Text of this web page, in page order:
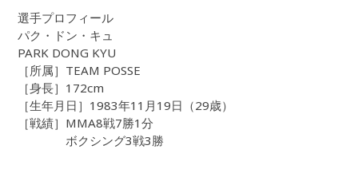
選手プロフィール
パク・ドン・キュ
PARK DONG KYU
［所属］TEAM POSSE
［身長］172cm
［生年月日］1983年11月19日（29歳）
［戦績］MMA8戦7勝1分
ボクシング3戦3勝